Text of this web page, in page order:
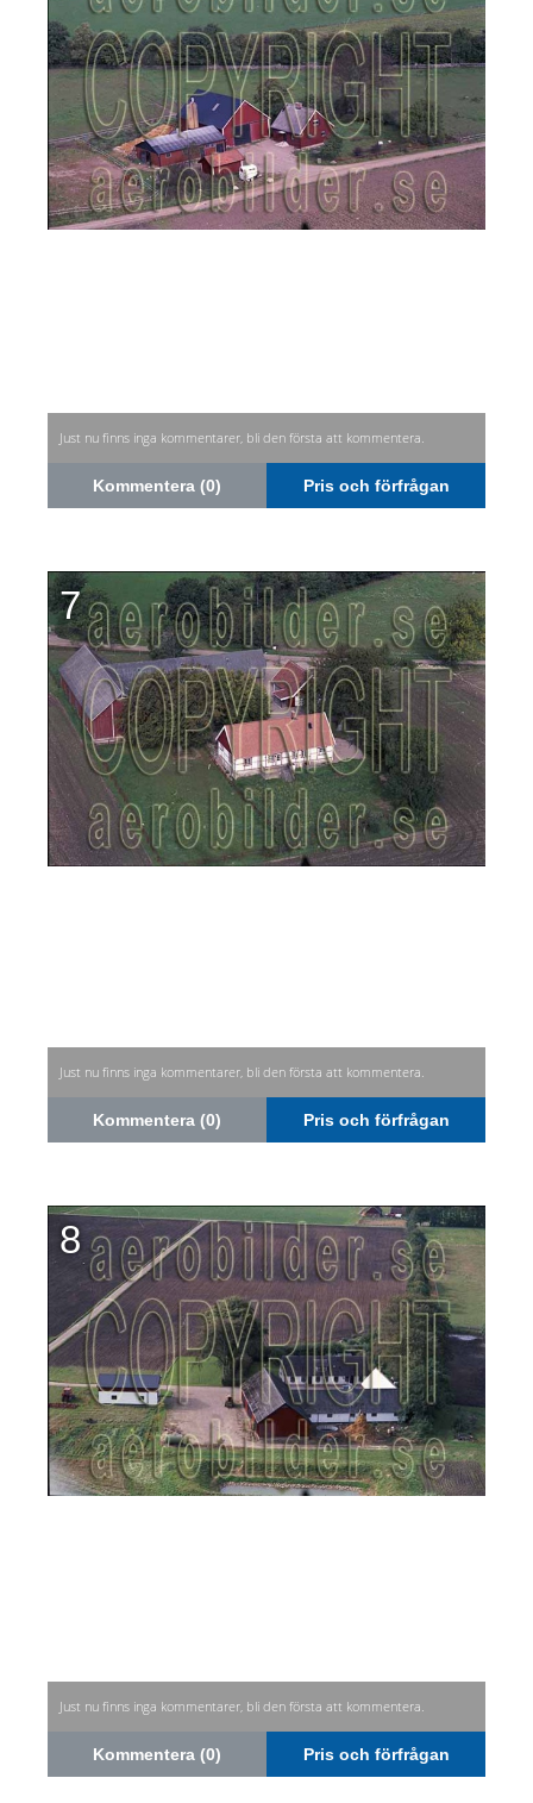
Just nu finns inga kommentarer, bli den första att kommentera.
Kommentera (0) Pris och förfrågan
7
Just nu finns inga kommentarer, bli den första att kommentera.
Kommentera (0) Pris och förfrågan
8
Just nu finns inga kommentarer, bli den första att kommentera.
Kommentera (0) Pris och förfrågan